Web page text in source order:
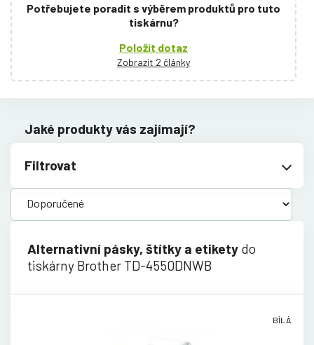
Potřebujete poradit s výběrem produktů pro tuto
tiskárnu?
Položit dotaz
Zobrazit 2 články
Jaké produkty vás zajímají?
Filtrovat
Alternativní pásky, štítky a etikety do
tiskárny Brother TD-4550DNWB
BÍLÁ